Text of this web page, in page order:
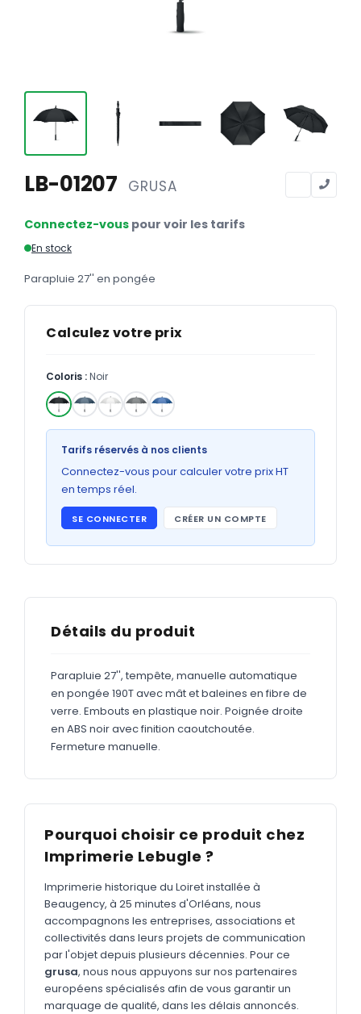
Tête de lettre
Sous-mains
Bloc-notes
Chemises
Pochettes administratives
Tampons
Liasses
Carnets
GRAND FORMAT
Abribus
Bâche
Panneaux
Étiquettes adhésives
Adhésifs vitrine
MARQUAGE TEXTILE
Tee-shirts
Polos
GOODIES
Bureau & écriture
Sacs & voyages
Verres & déjeuner
Technologie
LB-01207 GRUSA
Connectez-vous pour voir les tarifs
En stock
Parapluie 27'' en pongée
Calculez votre prix
Coloris :Noir
Tarifs réservés à nos clients
Connectez-vous pour calculer votre prix HT
en temps réel.
SE CONNECTER CRÉER UN COMPTE
Détails du produit
Parapluie 27'', tempête, manuelle automatique
en pongée 190T avec mât et baleines en fibre de
verre. Embouts en plastique noir. Poignée droite
en ABS noir avec finition caoutchoutée.
Fermeture manuelle.
Pourquoi choisir ce produit chez
Imprimerie Lebugle ?
Imprimerie historique du Loiret installée à
Beaugency, à 25 minutes d'Orléans, nous
accompagnons les entreprises, associations et
collectivités dans leurs projets de communication
par l'objet depuis plusieurs décennies. Pour ce
grusa, nous nous appuyons sur nos partenaires
européens spécialisés afin de vous garantir un
marquage de qualité, dans les délais annoncés.